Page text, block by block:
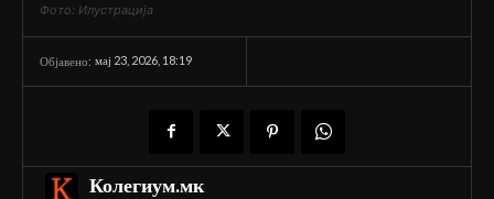
Фото: Илустрација
Објавено: мај 23, 2026, 18:19
Колегиум.мк